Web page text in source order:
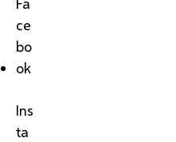
ce
bo
ok
Ins
ta